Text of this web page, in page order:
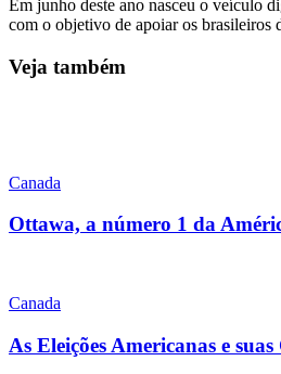
Em junho deste ano nasceu o veículo
com o objetivo de apoiar os brasileiros
Veja também
Canada
Ottawa, a número 1 da
Canada
As Eleições Americanas e